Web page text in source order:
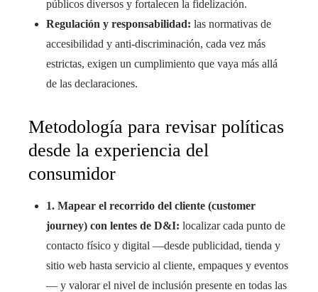
públicos diversos y fortalecen la fidelización.
Regulación y responsabilidad: las normativas de
accesibilidad y anti-discriminación, cada vez más
estrictas, exigen un cumplimiento que vaya más allá
de las declaraciones.
Metodología para revisar políticas
desde la experiencia del
consumidor
1. Mapear el recorrido del cliente (customer
journey) con lentes de D&I: localizar cada punto de
contacto físico y digital —desde publicidad, tienda y
sitio web hasta servicio al cliente, empaques y eventos
— y valorar el nivel de inclusión presente en todas las